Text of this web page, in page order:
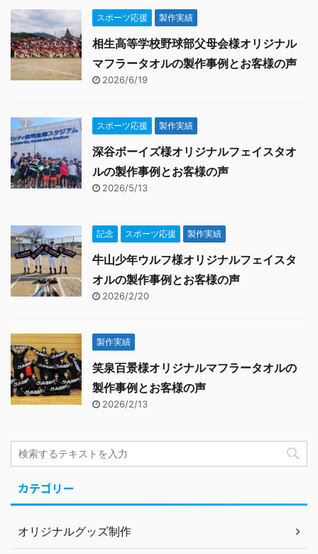
スポーツ応援 製作実績
相生高等学校野球部父母会様オリジナル
マフラータオルの製作事例とお客様の声
2026/6/19
スポーツ応援 製作実績
深谷ボーイズ様オリジナルフェイスタオ
ルの製作事例とお客様の声
2026/5/13
記念 スポーツ応援 製作実績
牛山少年ウルフ様オリジナルフェイスタ
オルの製作事例とお客様の声
2026/2/20
製作実績
笑泉百景様オリジナルマフラータオルの
製作事例とお客様の声
2026/2/13
カテゴリー
オリジナルグッズ制作